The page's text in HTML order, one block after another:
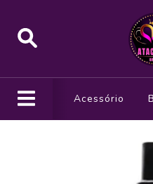
Acessório